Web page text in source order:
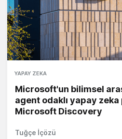
YAPAY ZEKA
Microsoft'un bilimsel
agent odaklı yapay
Microsoft Discovery
Tuğçe İçözü